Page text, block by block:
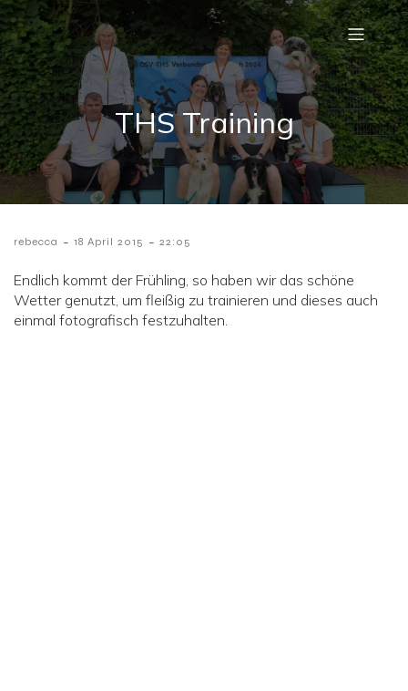
THS Training
rebecca - 18 April 2015 - 22:05
Endlich kommt der Frühling, so haben wir das schöne
Wetter genutzt, um fleißig zu trainieren und dieses auch
einmal fotografisch festzuhalten.